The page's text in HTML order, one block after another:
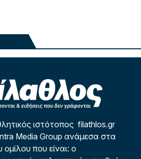
ιστότοπος filathlos.gr
Media Group ανάμεσα στα
που είναι: ο